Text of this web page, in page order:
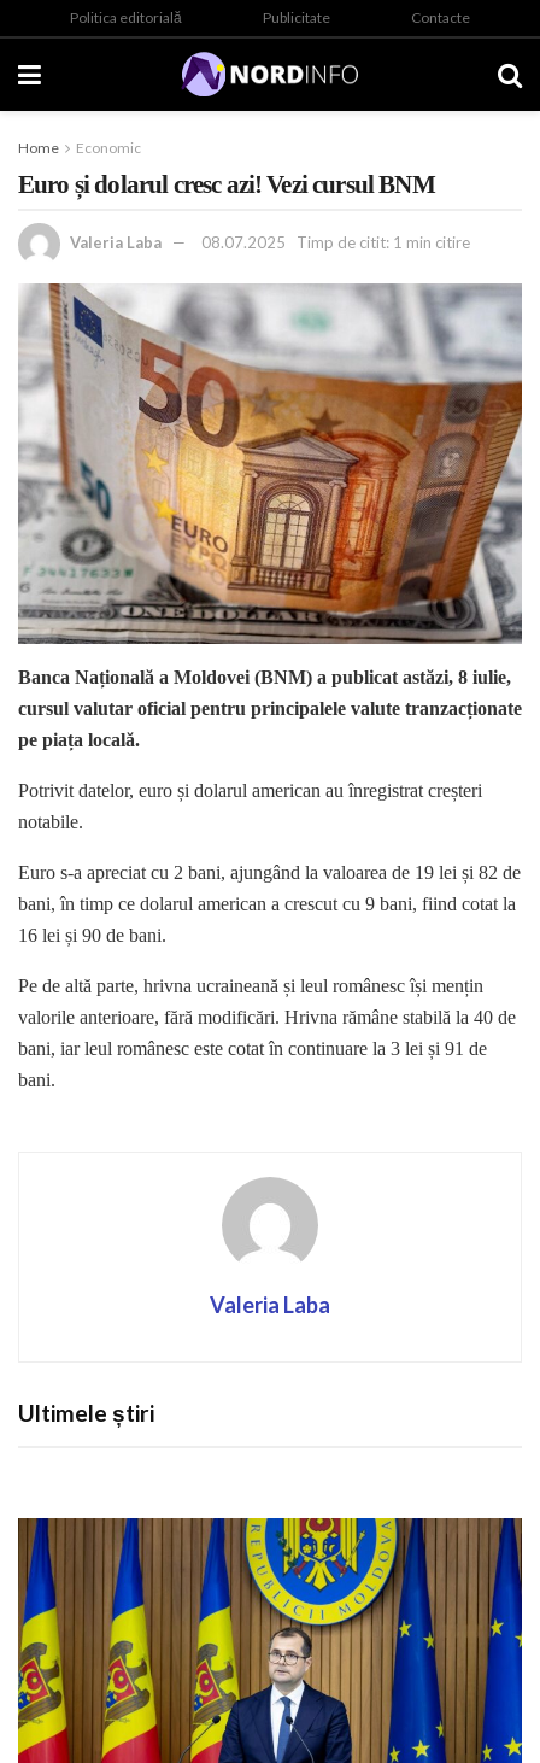
Politica editorială Publicitate Contacte
Home Economic
Euro și dolarul cresc azi! Vezi cursul BNM
Valeria Laba 08.07.2025 Timp de citit: 1 min citire
Banca Națională a Moldovei (BNM) a publicat astăzi, 8 iulie,
cursul valutar oficial pentru principalele valute tranzacționate
pe piața locală.
Potrivit datelor, euro și dolarul american au înregistrat creșteri
notabile.
Euro s-a apreciat cu 2 bani, ajungând la valoarea de 19 lei și 82 de
bani, în timp ce dolarul american a crescut cu 9 bani, fiind cotat la
16 lei și 90 de bani.
Pe de altă parte, hrivna ucraineană și leul românesc își mențin
valorile anterioare, fără modificări. Hrivna rămâne stabilă la 40 de
bani, iar leul românesc este cotat în continuare la 3 lei și 91 de
bani.
Valeria Laba
Ultimele știri